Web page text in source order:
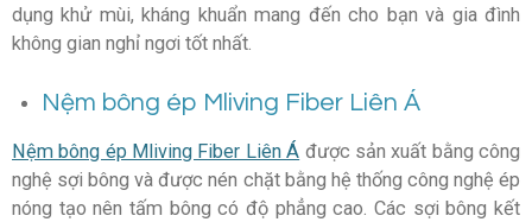
dụng khử mùi, kháng khuẩn mang đến cho bạn và gia đình
không gian nghỉ ngơi tốt nhất.
Nệm bông ép Mliving Fiber Liên Á
Nệm bông ép Mliving Fiber Liên Á được sản xuất bằng công
nghệ sợi bông và được nén chặt bằng hệ thống công nghệ ép
nóng tạo nên tấm bông có độ phẳng cao. Các sợi bông kết